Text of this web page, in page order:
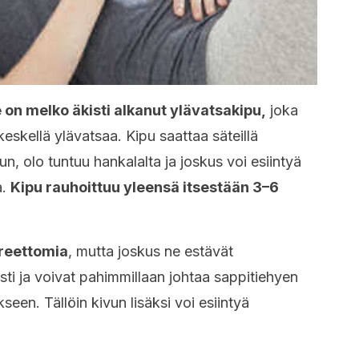
melko äkisti alkanut ylävatsakipu,
joka
ylävatsaa. Kipu saattaa säteillä
olo tuntuu hankalalta ja joskus voi esiintyä
Kipu rauhoittuu yleensä itsestään 3–6
, mutta joskus ne estävät
ja voivat pahimmillaan johtaa sappitiehyen
Tällöin kivun lisäksi voi esiintyä